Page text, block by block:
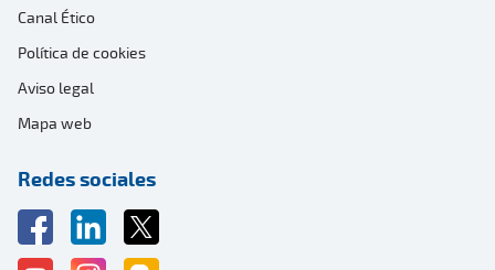
Canal Ético
Política de cookies
Aviso legal
Mapa web
Redes sociales